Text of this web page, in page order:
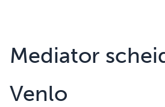
Mediator
Venlo